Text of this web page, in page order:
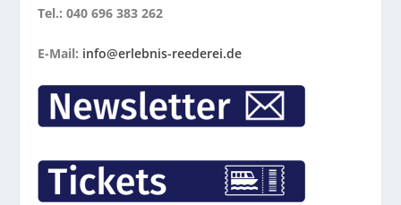
Tel.: 040 696 383 262
E-Mail: info@erlebnis-reederei.de